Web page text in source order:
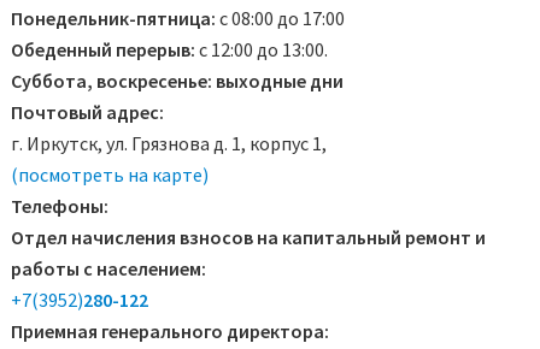
Понедельник-пятница: с 08:00 до 17:00
Обеденный перерыв: с 12:00 до 13:00.
Суббота, воскресенье: выходные дни
Почтовый адрес:
г. Иркутск, ул. Грязнова д. 1, корпус 1,
(посмотреть на карте)
Телефоны:
Отдел начисления взносов на капитальный ремонт и
работы с населением:
+7(3952)280-122
Приемная генерального директора: